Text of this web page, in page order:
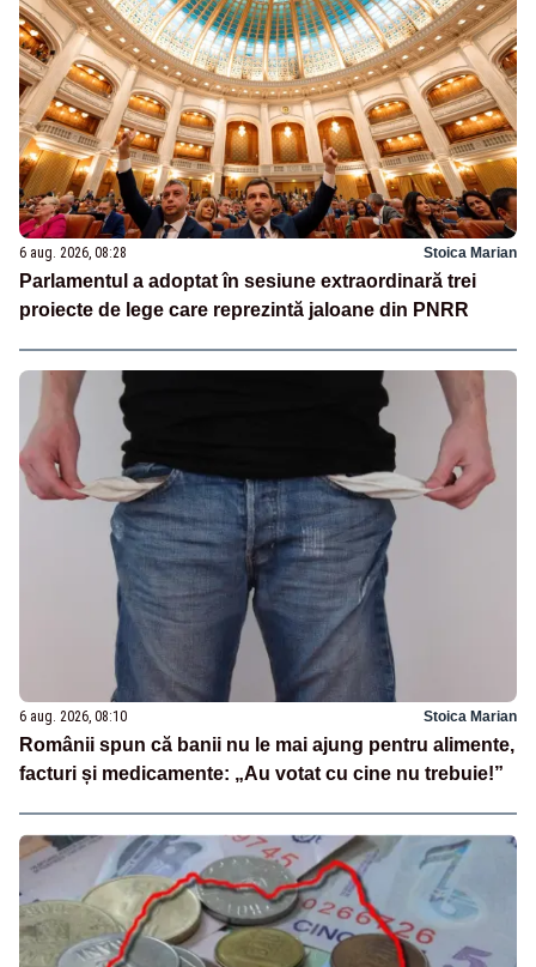
6 aug. 2026, 08:28 Stoica Marian
Parlamentul a adoptat în sesiune extraordinară trei
proiecte de lege care reprezintă jaloane din PNRR
6 aug. 2026, 08:10 Stoica Marian
Românii spun că banii nu le mai ajung pentru alimente,
facturi și medicamente: „Au votat cu cine nu trebuie!”